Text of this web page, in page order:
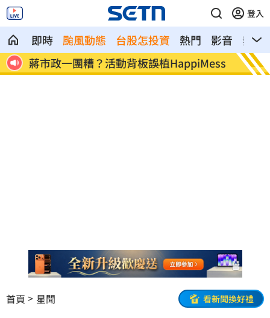
登入
即時 颱風動態 台股怎投資 熱門 影音
熱搜
飛機餐1果汁爆廁所之亂 醫：3類人勿亂
喝
獨／
幕
首頁 星聞 看新聞換好禮